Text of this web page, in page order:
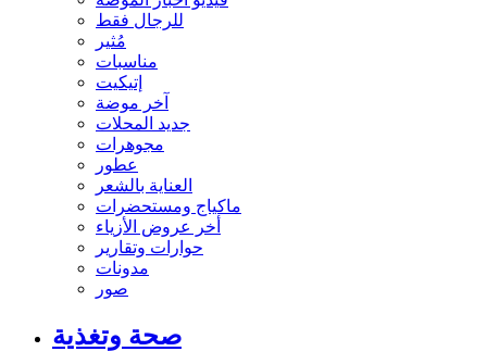
للرجال فقط
مُثير
مناسبات
إتيكيت
آخر موضة
جديد المحلات
مجوهرات
عطور
العناية بالشعر
ماكياج ومستحضرات
أخر عروض الأزياء
حوارات وتقارير
مدونات
صور
صحة وتغذية